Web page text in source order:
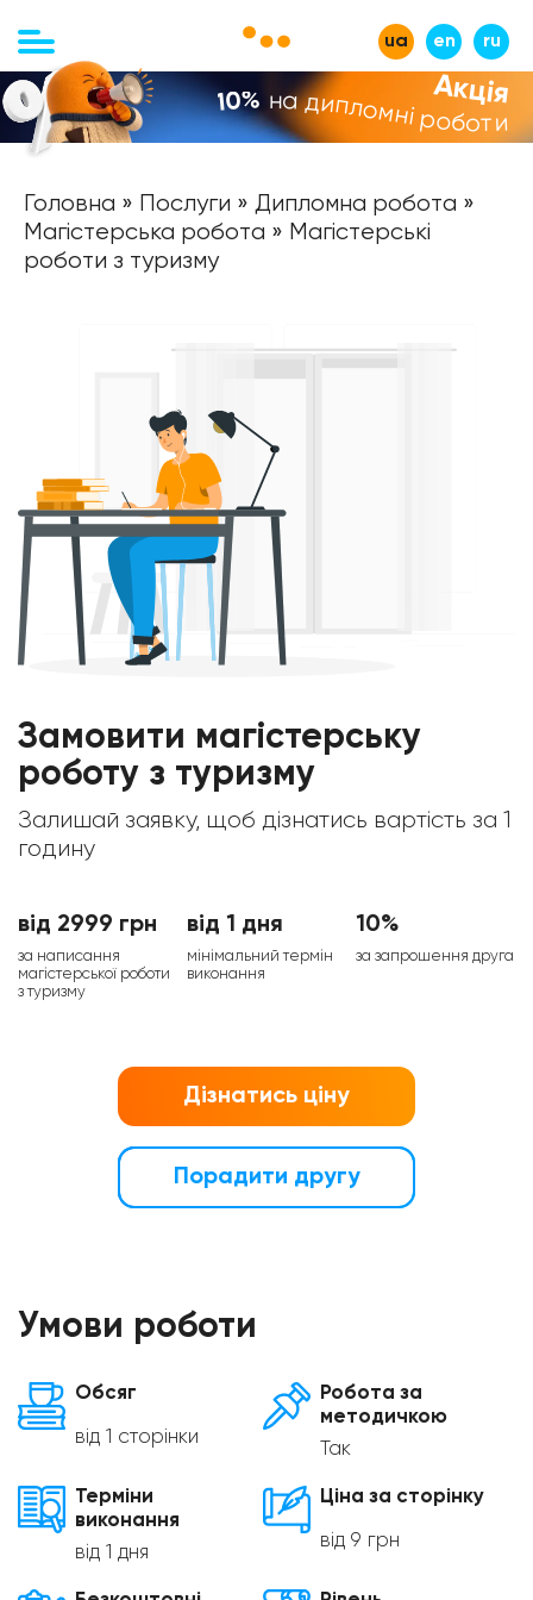
ua en ru
Акція
-10% на дипломні роботи
Головна » Послуги » Дипломна робота »
Магістерська робота » Магістерські
роботи з туризму
Замовити магістерську
роботу з туризму
Залишай заявку, щоб дізнатись вартість за 1
годину
від 2999 грн
за написання
магістерської роботи
з туризму
від 1 дня
мінімальний термін
виконання
10%
за запрошення друга
Дізнатись ціну
Порадити другу
Умови роботи
Обсяг
від 1 сторінки
Робота за
методичкою
Так
Терміни
виконання
від 1 дня
Ціна за сторінку
від 9 грн